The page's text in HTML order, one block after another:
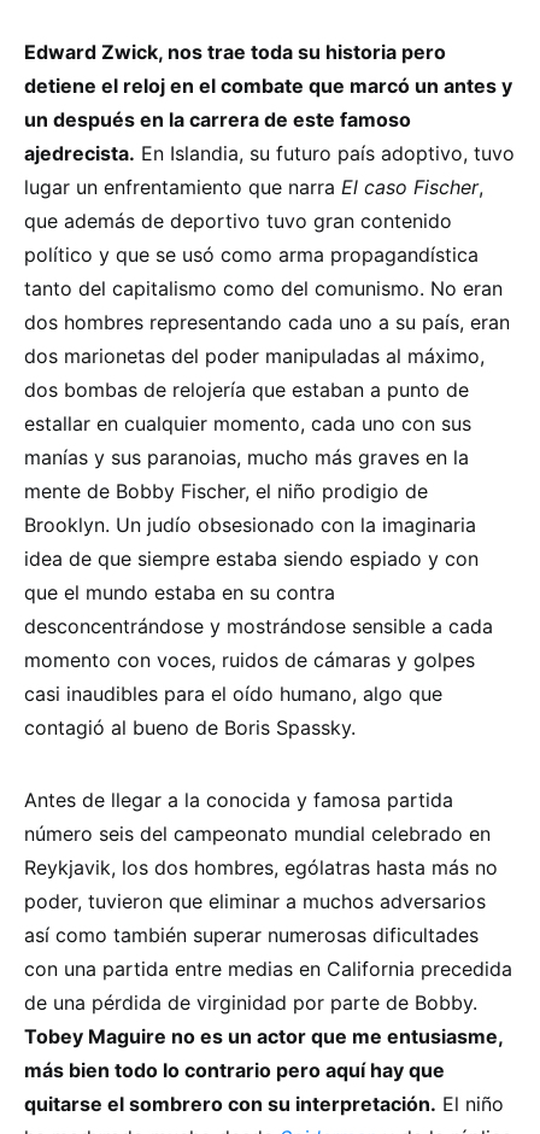
Edward Zwick, nos trae toda su historia pero
detiene el reloj en el combate que marcó un antes y
un después en la carrera de este famoso
ajedrecista. En Islandia, su futuro país adoptivo, tuvo
lugar un enfrentamiento que narra El caso Fischer,
que además de deportivo tuvo gran contenido
político y que se usó como arma propagandística
tanto del capitalismo como del comunismo. No eran
dos hombres representando cada uno a su país, eran
dos marionetas del poder manipuladas al máximo,
dos bombas de relojería que estaban a punto de
estallar en cualquier momento, cada uno con sus
manías y sus paranoias, mucho más graves en la
mente de Bobby Fischer, el niño prodigio de
Brooklyn. Un judío obsesionado con la imaginaria
idea de que siempre estaba siendo espiado y con
que el mundo estaba en su contra
desconcentrándose y mostrándose sensible a cada
momento con voces, ruidos de cámaras y golpes
casi inaudibles para el oído humano, algo que
contagió al bueno de Boris Spassky.
Antes de llegar a la conocida y famosa partida
número seis del campeonato mundial celebrado en
Reykjavik, los dos hombres, ególatras hasta más no
poder, tuvieron que eliminar a muchos adversarios
así como también superar numerosas dificultades
con una partida entre medias en California precedida
de una pérdida de virginidad por parte de Bobby.
Tobey Maguire no es un actor que me entusiasme,
más bien todo lo contrario pero aquí hay que
quitarse el sombrero con su interpretación. El niño